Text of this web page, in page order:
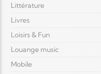
Littérature
Livres
Loisirs & Fun
Louange music
Mobile